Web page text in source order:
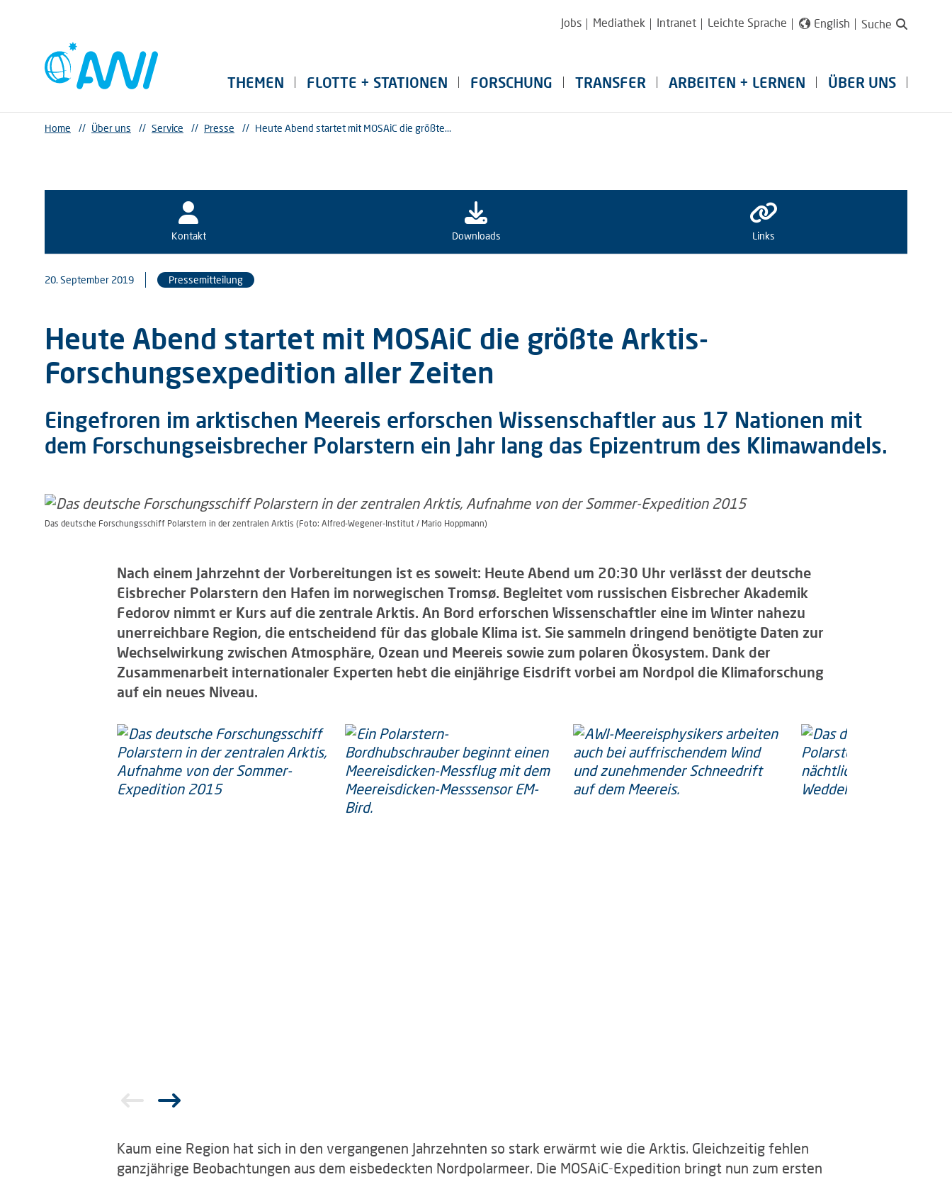
Jobs Mediathek Intranet Leichte Sprache English Suche
THEMEN FLOTTE + STATIONEN FORSCHUNG TRANSFER ARBEITEN + LERNEN ÜBER UNS
Home // Über uns // Service // Presse // Heute Abend startet mit MOSAiC die größte...
Kontakt Downloads Links
20. September 2019 Pressemitteilung
Heute Abend startet mit MOSAiC die größte Arktis-
Forschungsexpedition aller Zeiten
Eingefroren im arktischen Meereis erforschen Wissenschaftler aus 17 Nationen mit
dem Forschungseisbrecher Polarstern ein Jahr lang das Epizentrum des Klimawandels.
Das deutsche Forschungsschiff Polarstern in der zentralen Arktis (Foto: Alfred-Wegener-Institut / Mario Hoppmann)
Nach einem Jahrzehnt der Vorbereitungen ist es soweit: Heute Abend um 20:30 Uhr verlässt der deutsche
Eisbrecher Polarstern den Hafen im norwegischen Tromsø. Begleitet vom russischen Eisbrecher Akademik
Fedorov nimmt er Kurs auf die zentrale Arktis. An Bord erforschen Wissenschaftler eine im Winter nahezu
unerreichbare Region, die entscheidend für das globale Klima ist. Sie sammeln dringend benötigte Daten zur
Wechselwirkung zwischen Atmosphäre, Ozean und Meereis sowie zum polaren Ökosystem. Dank der
Zusammenarbeit internationaler Experten hebt die einjährige Eisdrift vorbei am Nordpol die Klimaforschung
auf ein neues Niveau.
Kaum eine Region hat sich in den vergangenen Jahrzehnten so stark erwärmt wie die Arktis. Gleichzeitig fehlen
ganzjährige Beobachtungen aus dem eisbedeckten Nordpolarmeer. Die MOSAiC-Expedition bringt nun zum ersten